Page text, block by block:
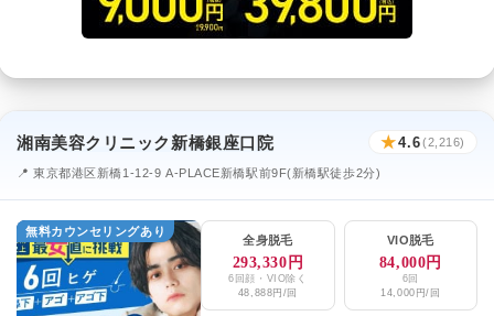
湘南美容クリニック新橋銀座口院 ★4.6(2,216)
📍 東京都港区新橋1-12-9 A-PLACE新橋駅前9F(新橋駅徒歩2分)
無料カウンセリングあり
全身脱毛
293,330円
6回顔・VIO除く
48,888円/回
VIO脱毛
84,000円
6回
14,000円/回